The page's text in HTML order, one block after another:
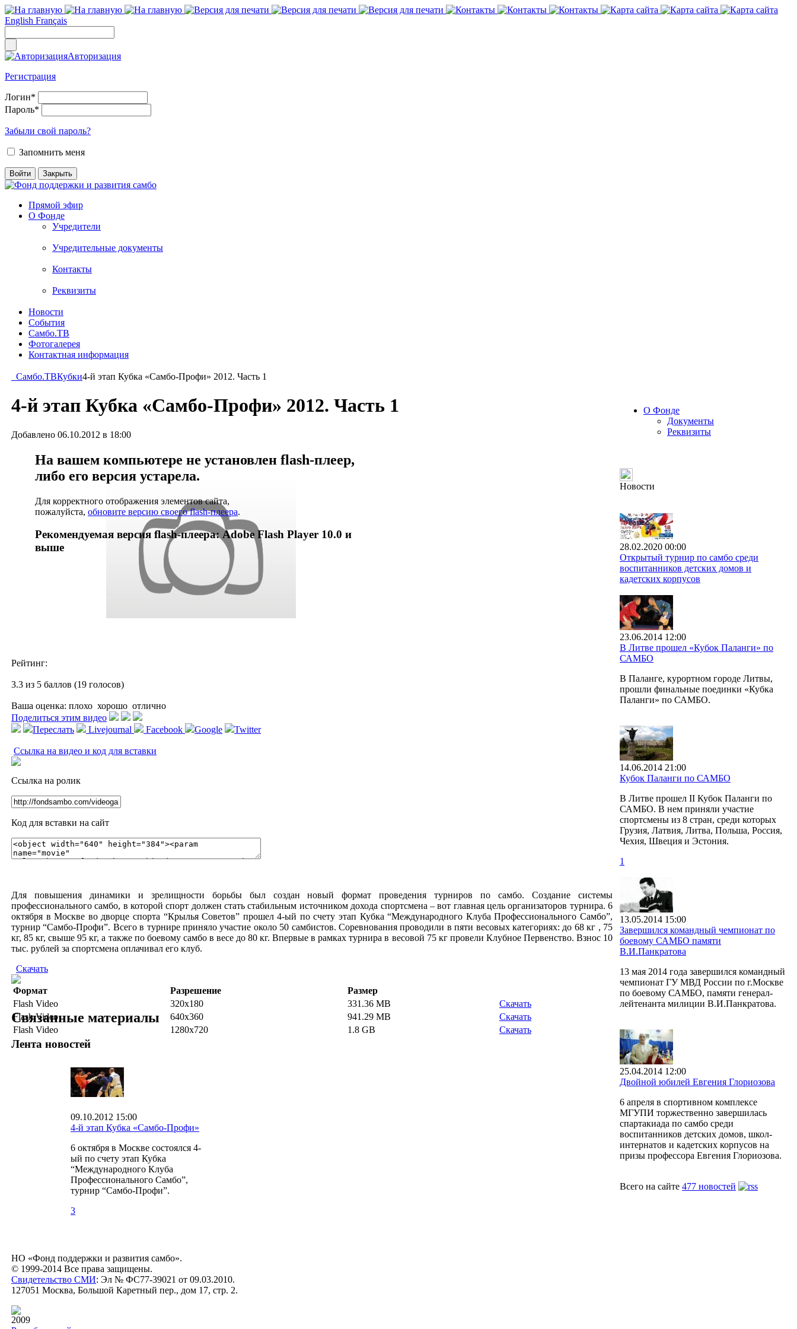
English Français
Авторизация
Регистрация
Логин*
Пароль*
Забыли свой пароль?
Запомнить меня
Прямой эфир
О Фонде
Учредители
Учредительные документы
Контакты
Реквизиты
Новости
События
Самбо.ТВ
Фотогалерея
Контактная информация
Самбо.ТВКубки4-й этап Кубка «Самбо-Профи» 2012. Часть 1
4-й этап Кубка «Самбо-Профи» 2012. Часть 1
Добавлено 06.10.2012 в 18:00
На вашем компьютере не установлен flash-плеер,
либо его версия устарела.
Для корректного отображения элементов сайта,
пожалуйста, обновите версию своего flash-плеера.
Рекомендуемая версия flash-плеера: Adobe Flash Player 10.0 и
выше
Рейтинг:
3.3 из 5 баллов (19 голосов)
Ваша оценка: плохо хорошо отлично
Поделиться этим видео
Переслать
Livejournal Facebook Google Twitter
Ссылка на видео и код для вставки
Ссылка на ролик
Код для вставки на сайт
Для повышения динамики и зрелищности борьбы был создан новый формат проведения турниров по самбо. Создание системы
профессионального самбо, в которой спорт должен стать стабильным источником дохода спортсмена – вот главная цель организаторов турнира. 6
октября в Москве во дворце спорта “Крылья Советов” прошел 4-ый по счету этап Кубка “Международного Клуба Профессионального Самбо”,
турнир “Самбо-Профи”. Всего в турнире приняло участие около 50 самбистов. Соревнования проводили в пяти весовых категориях: до 68 кг , 75
кг, 85 кг, свыше 95 кг, а также по боевому самбо в весе до 80 кг. Впервые в рамках турнира в весовой 75 кг провели Клубное Первенство. Взнос 10
тыс. рублей за спортсмена оплачивал его клуб.
Скачать
Формат Разрешение
Размер
Flash Video
320x180 331.36 MB
Скачать
Flash Video
640x360 941.29 MB
Скачать
Flash Video
1280x720 1.8 GB Скачать
Связанные материалы
Лента новостей
09.10.2012 15:00
4-й этап Кубка «Самбо-Профи»
6 октября в Москве состоялся 4-
ый по счету этап Кубка
“Международного Клуба
Профессионального Самбо”,
турнир “Самбо-Профи”.
3
О Фонде
Документы
Реквизиты
Новости
28.02.2020 00:00
Открытый турнир по самбо среди
воспитанников детских домов и
кадетских корпусов
23.06.2014 12:00
В Литве прошел «Кубок Паланги» по
САМБО
В Паланге, курортном городе Литвы,
прошли финальные поединки «Кубка
Паланги» по САМБО.
14.06.2014 21:00
Кубок Паланги по САМБО
В Литве прошел II Кубок Паланги по
САМБО. В нем приняли участие
спортсмены из 8 стран, среди которых
Грузия, Латвия, Литва, Польша, Россия,
Чехия, Швеция и Эстония.
1
13.05.2014 15:00
Завершился командный чемпионат по
боевому САМБО памяти
В.И.Панкратова
13 мая 2014 года завершился командный
чемпионат ГУ МВД России по г.Москве
по боевому САМБО, памяти генерал-
лейтенанта милиции В.И.Панкратова.
25.04.2014 12:00
Двойной юбилей Евгения Глориозова
6 апреля в спортивном комплексе
МГУПИ торжественно завершилась
спартакиада по самбо среди
воспитанников детских домов, школ-
интернатов и кадетских корпусов на
призы профессора Евгения Глориозова.
Всего на сайте 477 новостей
НО «Фонд поддержки и развития самбо».
© 1999-2014 Все права защищены.
Свидетельство СМИ: Эл № ФС77-39021 от 09.03.2010.
127051 Москва, Большой Каретный пер., дом 17, стр. 2.
2009